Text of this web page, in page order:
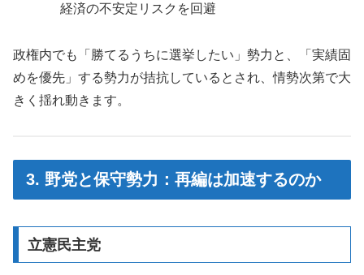
経済の不安定リスクを回避
政権内でも「勝てるうちに選挙したい」勢力と、「実績固
めを優先」する勢力が拮抗しているとされ、情勢次第で大
きく揺れ動きます。
3. 野党と保守勢力：再編は加速するのか
立憲民主党